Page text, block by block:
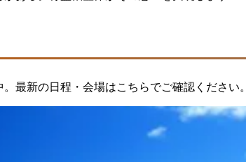
最新の日程・会場はこちらでご確認ください。